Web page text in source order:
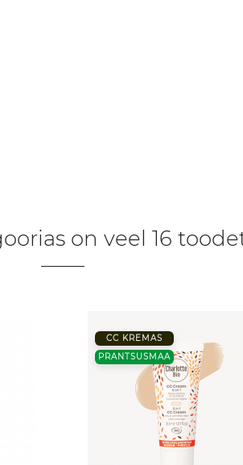
on veel 16
CC KREMAS
PRANTSUSMAA